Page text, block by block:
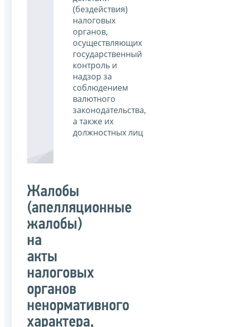
(бездействия)
налоговых
органов,
осуществляющих
государственный
контроль и
надзор за
соблюдением
валютного
законодательства,
а также их
должностных лиц
Жалобы
(апелляционные
жалобы)
на
акты
налоговых
органов
ненормативного
характера,